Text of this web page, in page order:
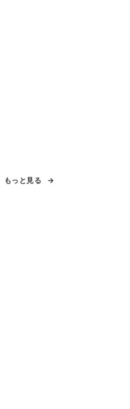
もっと見る